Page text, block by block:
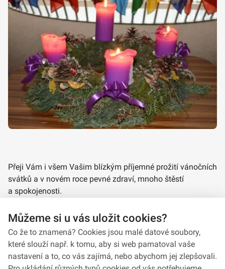
Přeji Vám i všem Vašim blízkým příjemné prožití vánočních
svátků a v novém roce pevné zdraví, mnoho štěstí
a spokojenosti.
velitel Velitelství výcviku-Vojenské akademie
Můžeme si u vás uložit cookies?
Co že to znamená? Cookies jsou malé datové soubory,
které slouží např. k tomu, aby si web pamatoval vaše
nastavení a to, co vás zajímá, nebo abychom jej zlepšovali.